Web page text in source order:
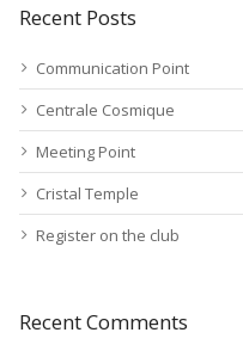
Recent Posts
Communication Point
Centrale Cosmique
Meeting Point
Cristal Temple
Register on the club
Recent Comments